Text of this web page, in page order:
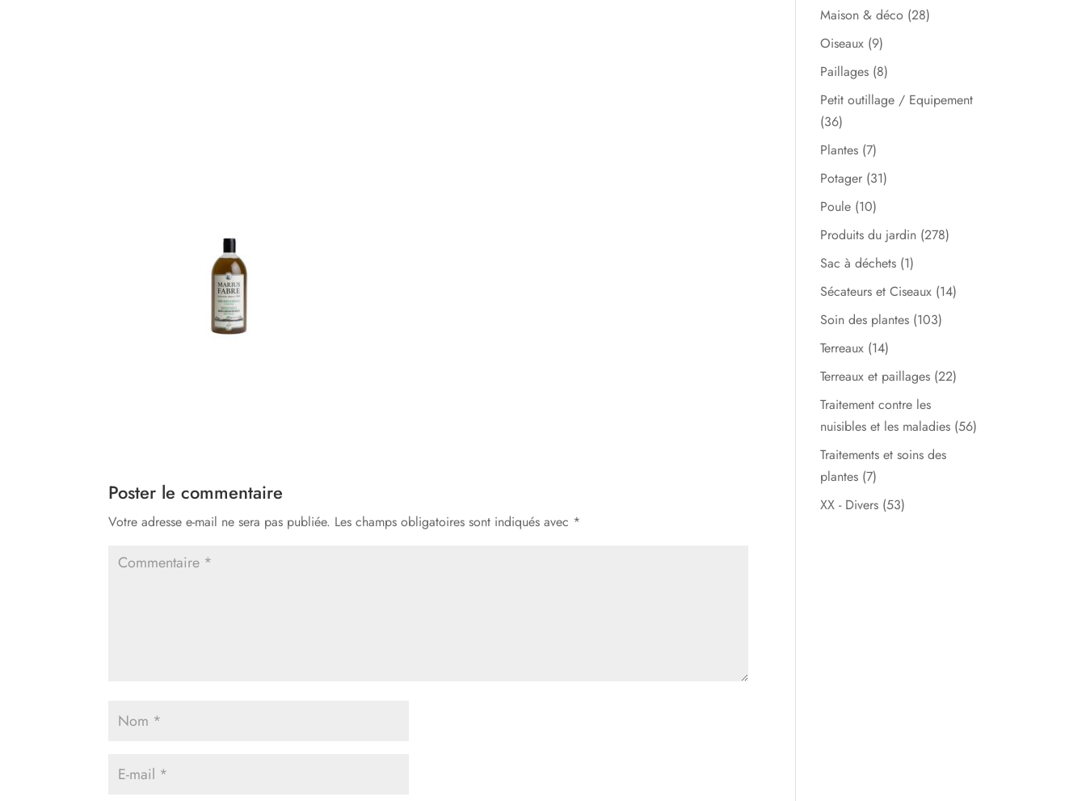
Poster le commentaire
Votre adresse e-mail ne sera pas publiée. Les champs obligatoires sont indiqués avec *
Maison & déco (28)
Oiseaux (9)
Paillages (8)
Petit outillage / Equipement
(36)
Plantes (7)
Potager (31)
Poule (10)
Produits du jardin (278)
Sac à déchets (1)
Sécateurs et Ciseaux (14)
Soin des plantes (103)
Terreaux (14)
Terreaux et paillages (22)
Traitement contre les
nuisibles et les maladies (56)
Traitements et soins des
plantes (7)
XX - Divers (53)